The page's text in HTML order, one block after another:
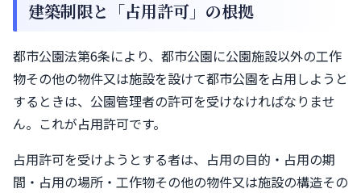
建築制限と「占用許可」の根拠
都市公園法第6条により、都市公園に公園施設以外の工作
物その他の物件又は施設を設けて都市公園を占用しようと
するときは、公園管理者の許可を受けなければなりませ
ん。これが占用許可です。
占用許可を受けようとする者は、占用の目的・占用の期
間・占用の場所・工作物その他の物件又は施設の構造その